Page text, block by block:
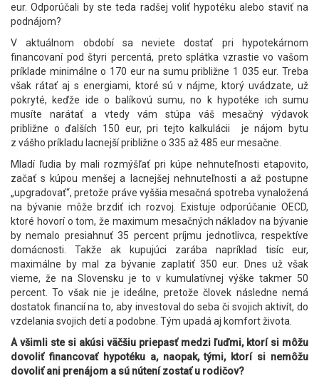
eur. Odporúčali by ste teda radšej voliť hypotéku alebo staviť na
podnájom?
V aktuálnom období sa neviete dostať pri hypotekárnom
financovaní pod štyri percentá, preto splátka vzrastie vo vašom
príklade minimálne o 170 eur na sumu približne 1 035 eur. Treba
však rátať aj s energiami, ktoré sú v nájme, ktorý uvádzate, už
pokryté, keďže ide o balíkovú sumu, no k hypotéke ich sumu
musíte narátať a vtedy vám stúpa váš mesačný výdavok
približne o ďalších 150 eur, pri tejto kalkulácii je nájom bytu
z vášho príkladu lacnejší približne o 335 až 485 eur mesačne.
Mladí ľudia by mali rozmýšľať pri kúpe nehnuteľnosti etapovito,
začať s kúpou menšej a lacnejšej nehnuteľnosti a až postupne
„upgradovať“, pretože práve vyššia mesačná spotreba vynaložená
na bývanie môže brzdiť ich rozvoj. Existuje odporúčanie OECD,
ktoré hovorí o tom, že maximum mesačných nákladov na bývanie
by nemalo presiahnuť 35 percent príjmu jednotlivca, respektíve
domácnosti. Takže ak kupujúci zarába napríklad tisíc eur,
maximálne by mal za bývanie zaplatiť 350 eur. Dnes už však
vieme, že na Slovensku je to v kumulatívnej výške takmer 50
percent. To však nie je ideálne, pretože človek následne nemá
dostatok financií na to, aby investoval do seba či svojich aktivít, do
vzdelania svojich detí a podobne. Tým upadá aj komfort života.
A všimli ste si akúsi väčšiu priepasť medzi ľuďmi, ktorí si môžu
dovoliť financovať hypotéku a, naopak, tými, ktorí si nemôžu
dovoliť ani prenájom a sú nútení zostať u rodičov?